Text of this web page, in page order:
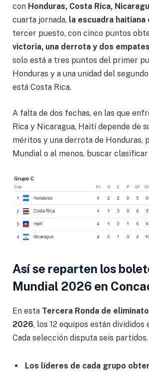
con Honduras, Costa Rica,
cuarta jornada, la escuadra
tercer puesto, con cinco puntos
victoria, una derrota y dos empates
solo está a tres puntos del primer
Honduras y a una unidad del
está Costa Rica.
A falta de dos fechas, en las que
Rica y Nicaragua, Haití depende de
méritos y una derrota de Honduras,
Mundial o al menos, buscar
Así se reparten los
Mundial 2026 en
En esta Tercera Ronda de
2026, los 12 equipos están
Cada selección disputa seis partidos.
Los líderes de cada grupo